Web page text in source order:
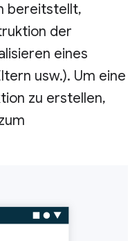
bereitstellt,
der
eines
usw.). Um eine
zu erstellen,